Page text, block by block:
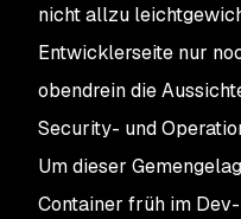
nicht allzu
Entwicklerseite nur
obendrein die
Security- und
Um dieser
Container früh im